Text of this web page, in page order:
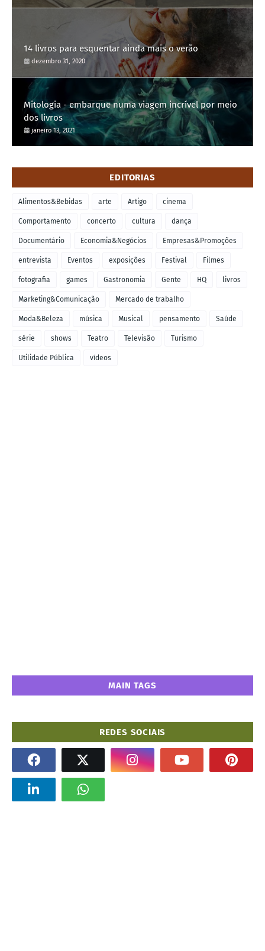
14 livros para esquentar ainda mais o verão
dezembro 31, 2020
Mitologia - embarque numa viagem incrível por meio
dos livros
janeiro 13, 2021
EDITORIAS
Alimentos&Bebidas arte Artigo cinema
Comportamento concerto cultura dança
Documentário Economia&Negócios Empresas&Promoções
entrevista Eventos exposições Festival Filmes
fotografia games Gastronomia Gente HQ livros
Marketing&Comunicação Mercado de trabalho
Moda&Beleza música Musical pensamento Saúde
série shows Teatro Televisão Turismo
Utilidade Pública vídeos
MAIN TAGS
REDES SOCIAIS